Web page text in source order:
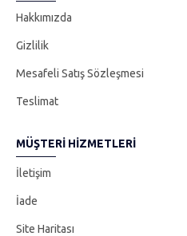
Hakkımızda
Gizlilik
Mesafeli Satış Sözleşmesi
Teslimat
MÜŞTERI HIZMETLERI
İletişim
İade
Site Haritası